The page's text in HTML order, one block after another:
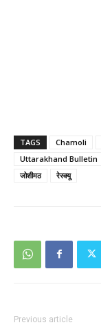
TAGS Chamoli
Uttarakhand Bulletin
जोशीमठ
रेस्क्यू
Previous article